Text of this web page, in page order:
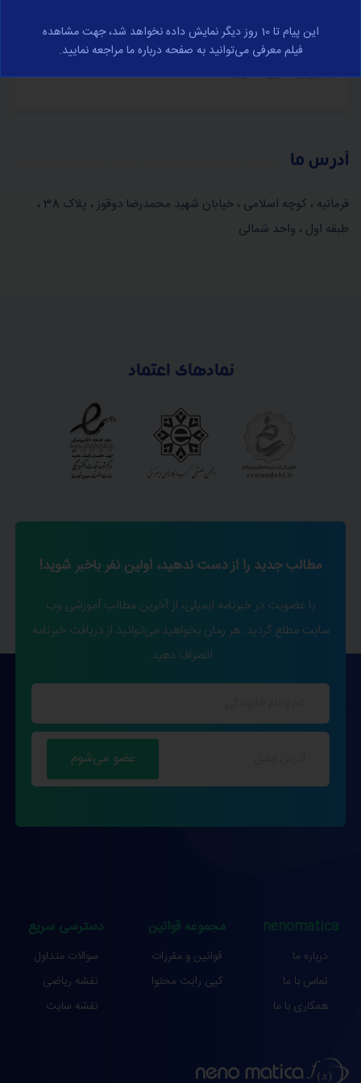
در مورد تجارت الکترونیک و با رعایت کامل قوانین جمهوری
اسلامی ایران صورت می‌پذیرد، برای مشاهده کامل وارد صفحه
قوانین و مقرارت شوید.
آدرس ما
فرمانیه ، کوچه اسلامی ، خیابان شهید محمدرضا دوقوز ، پلاک 38 ،
طبقه اول ، واحد شمالی
نمادهای اعتماد
مطالب جدید را از دست ندهید، اولین نفر باخبر شوید!
با عضویت در خبرنامه ایمیلی، از آخرین مطالب آموزشی وب
سایت مطلع گردید. هر زمان بخواهید می‌توانید از دریافت خبرنامه
انصراف دهید.
nenomatica
درباره ما
تماس با ما
همکاری با ما
مجموعه قوانین
قوانین و مقررات
کپی رایت محتوا
دسترسی سریع
سوالات متداول
نقشه ریاضی
نقشه سایت
این پیام تا 10 روز دیگر نمایش داده نخواهد شد، جهت مشاهده
فیلم معرفی می‌توانید به صفحه درباره ما مراجعه نمایید.